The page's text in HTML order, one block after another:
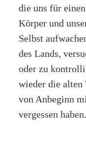
die uns für
Körper und
Selbst
des Lands,
oder zu
wieder die alten
von Anbeginn
vergessen haben.